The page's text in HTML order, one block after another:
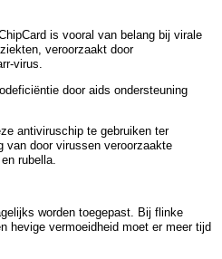
is vooral van belang bij virale
veroorzaakt door
virus.
door aids ondersteuning
antiviruschip te gebruiken ter
van door virussen veroorzaakte
rubella.
worden toegepast. Bij flinke
hevige vermoeidheid moet er meer tijd